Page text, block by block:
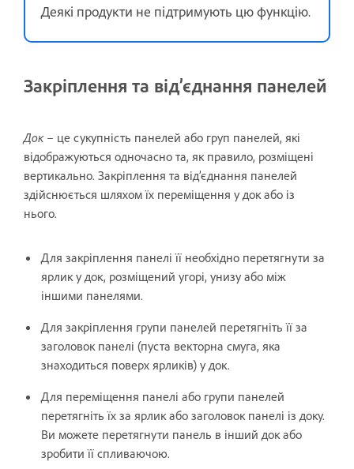
Деякі продукти не підтримують цю функцію.
Закріплення та від’єднання панелей
Док– це сукупність панелей або груп панелей, які
відображуються одночасно та, як правило, розміщені
вертикально. Закріплення та від’єднання панелей
здійснюється шляхом їх переміщення у док або із
нього.
Для закріплення панелі її необхідно перетягнути за
ярлик у док, розміщений угорі, унизу або між
іншими панелями.
Для закріплення групи панелей перетягніть її за
заголовок панелі (пуста векторна смуга, яка
знаходиться поверх ярликів) у док.
Для переміщення панелі або групи панелей
перетягніть їх за ярлик або заголовок панелі із доку.
Ви можете перетягнути панель в інший док або
зробити її спливаючою.